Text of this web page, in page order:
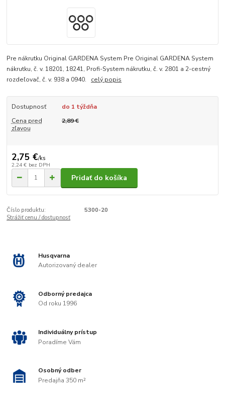
Pre nákrutku Original GARDENA System Pre Original GARDENA System
nákrutku, č. v. 18201, 18241, Profi-System nákrutku, č. v. 2801 a 2-cestný
rozdeľovač, č. v. 938 a 0940. celý popis
Dostupnosť
do 1 týždňa
Cena pred
zľavou
2,89 €
2,75 €/ks
2,24 € bez DPH
Pridať do košíka
Číslo produktu:
5300-20
Strážiť cenu / dostupnosť
Husqvarna
Autorizovaný dealer
Odborný predajca
Od roku 1996
Individuálny prístup
Poradíme Vám
Osobný odber
Predajňa 350 m²